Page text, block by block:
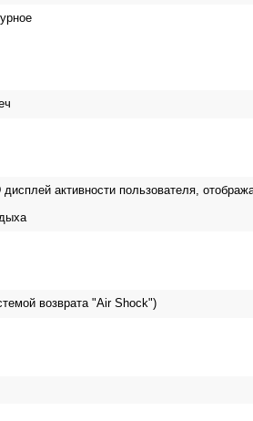
дисплей активности пользователя,
возврата "Air Shock")